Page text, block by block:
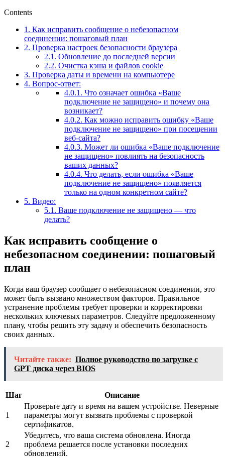
Contents
1. Как исправить сообщение о небезопасном
соединении: пошаговый план
2. Проверка настроек безопасности браузера
2.1. Обновление до последней версии
2.2. Очистка кэша и файлов cookie
3. Проверка даты и времени на компьютере
4. Вопрос-ответ:
4.0.1. Что означает ошибка «Ваше
подключение не защищено» и почему она
возникает?
4.0.2. Как можно исправить ошибку «Ваше
подключение не защищено» при посещении
веб-сайта?
4.0.3. Может ли ошибка «Ваше подключение
не защищено» повлиять на безопасность
ваших данных?
4.0.4. Что делать, если ошибка «Ваше
подключение не защищено» появляется
только на одном конкретном сайте?
5. Видео:
5.1. Ваше подключение не защищено — что
делать?
Как исправить сообщение о
небезопасном соединении: пошаговый
план
Когда ваш браузер сообщает о небезопасном соединении, это
может быть вызвано множеством факторов. Правильное
устранение проблемы требует проверки и корректировки
нескольких ключевых параметров. Следуйте предложенному
плану, чтобы решить эту задачу и обеспечить безопасность
своих данных.
Читайте также: Полное руководство по загрузке с
GPT диска через BIOS
Шаг Описание
1
Проверьте дату и время на вашем устройстве. Неверные
параметры могут вызвать проблемы с проверкой
сертификатов.
2
Убедитесь, что ваша система обновлена. Иногда
проблема решается после установки последних
обновлений.